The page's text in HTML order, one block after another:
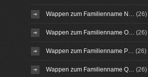
Wappen zum Familienname N… (26)
Wappen zum Familienname O… (26)
Wappen zum Familienname P… (26)
Wappen zum Familienname Q… (26)